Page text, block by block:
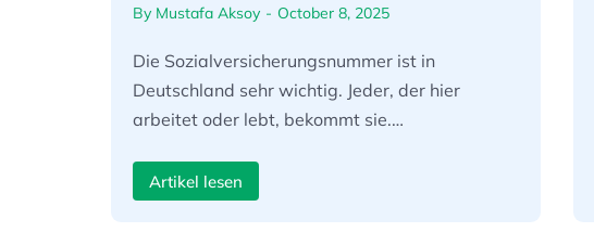
By Mustafa Aksoy October 8, 2025
Die Sozialversicherungsnummer ist in
Deutschland sehr wichtig. Jeder, der hier
arbeitet oder lebt, bekommt sie.…
Artikel lesen